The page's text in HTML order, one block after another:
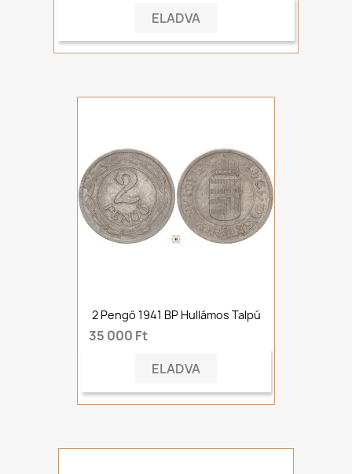
ELADVA
2 Pengő 1941 BP Hullámos Talpú
35 000 Ft
ELADVA